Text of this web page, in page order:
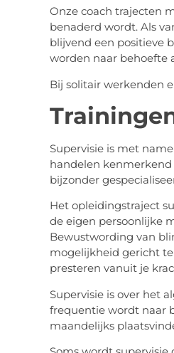
Onze coach trajecten
benaderd wordt. Als
blijvend een positieve
worden naar behoefte
Bij solitair werkenden
Supervisie is met
handelen kenmerkend
bijzonder
Het opleidingstraject
de eigen persoonlijke
Bewustwording van
mogelijkheid gericht
presteren vanuit je
Supervisie is over het
frequentie wordt naar
maandelijks